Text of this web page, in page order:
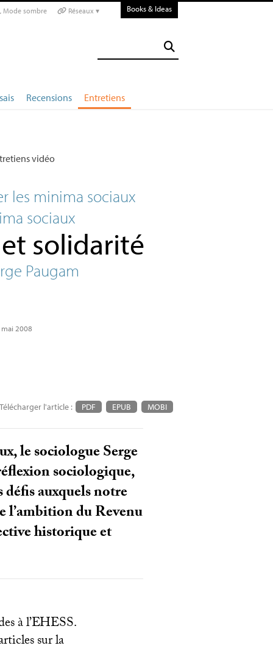
Mode sombre Réseaux ▾ Books & Ideas
Recensions Entretiens
vidéo
les minima sociaux
sociaux
solidarité
Paugam
2008
Télécharger l'article : PDF EPUB MOBI
le sociologue Serge
sociologique,
défis auxquels notre
l’ambition du Revenu
historique et
à l’EHESS.
sur la